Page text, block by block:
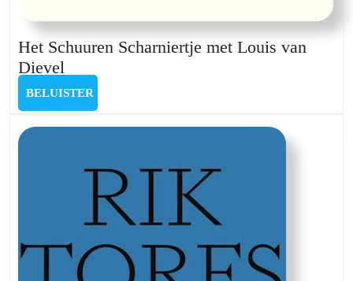
Het Schuuren Scharniertje met Louis van
Dievel
Schuuren
Scharniertje
met
van
Dievel
BELUISTER